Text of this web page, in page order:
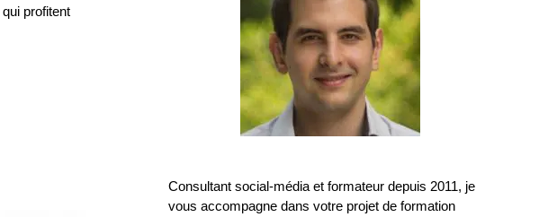
qui profitent
Consultant social-média et formateur depuis 2011, je
vous accompagne dans votre projet de formation